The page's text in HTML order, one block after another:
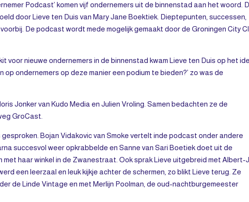
Podcast’ komen vijf ondernemers uit de binnenstad aan het woord.
door Lieve ten Duis van Mary Jane Boektiek. Dieptepunten, successen,
De podcast wordt mede mogelijk gemaakt door de Groningen City
voor nieuwe ondernemers in de binnenstad kwam Lieve ten Duis op het
op ondernemers op deze manier een podium te bieden?’ zo was de
Jonker van Kudo Media en Julien Vroling. Samen bedachten ze de
GroCast.
Bojan Vidakovic van Smoke vertelt inde podcast onder andere
succesvol weer opkrabbelde en Sanne van Sari Boetiek doet uit de
haar winkel in de Zwanestraat. Ook sprak Lieve uitgebreid met Albert-
een leerzaal en leuk kijkje achter de schermen, zo blikt Lieve terug. Ze
de Linde Vintage en met Merlijn Poolman, de oud-nachtburgemeester